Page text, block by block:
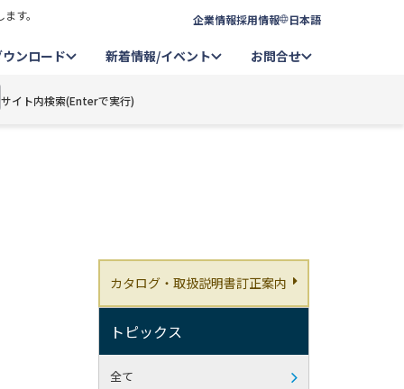
す。 企業情報採用情報 日本語
ウンロード 新着情報/イベント お問合せ
サイト内検索(Enterで実行)
カタログ・取扱説明書訂正案内
トピックス
全て